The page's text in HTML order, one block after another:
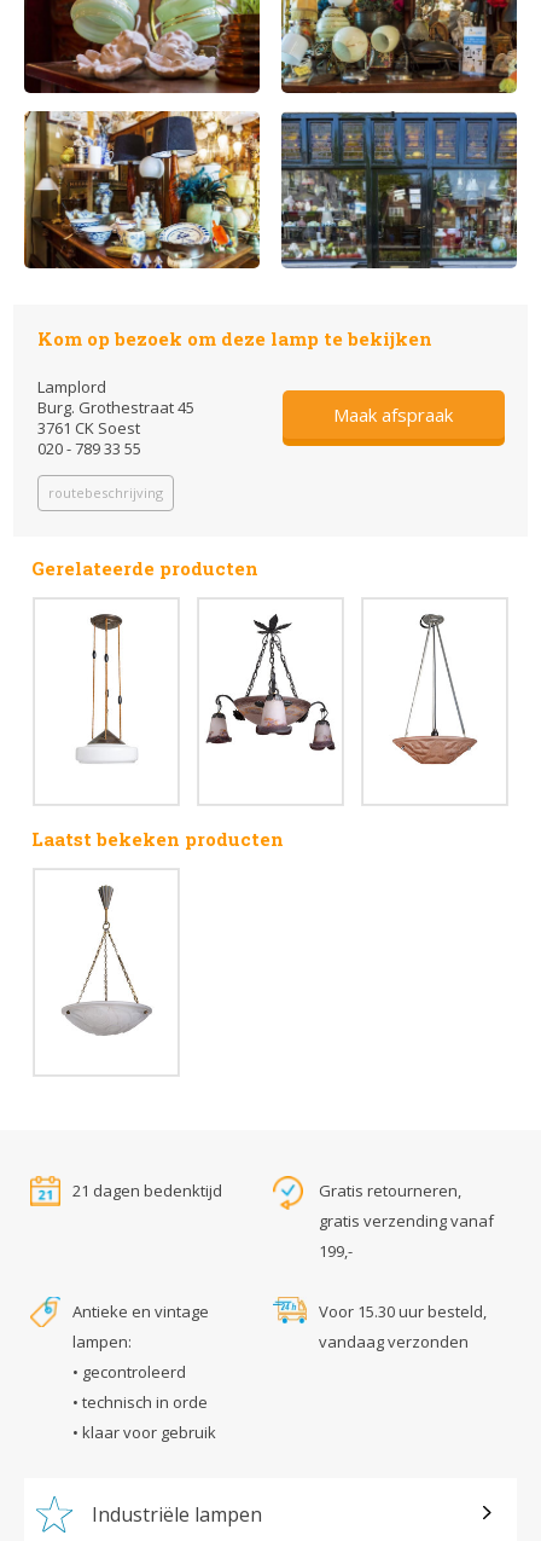
Kom op bezoek om deze lamp te bekijken
Lamplord
Burg. Grothestraat 45
3761 CK Soest
020 - 789 33 55
routebeschrijving
Maak afspraak
Gerelateerde producten
Laatst bekeken producten
21 dagen bedenktijd
Gratis retourneren,
gratis verzending vanaf
199,-
Antieke en vintage
lampen:
• gecontroleerd
• technisch in orde
• klaar voor gebruik
Voor 15.30 uur besteld,
vandaag verzonden
Industriële lampen